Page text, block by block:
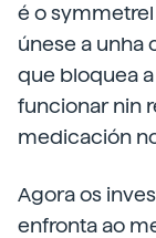
é o
únese a unha
que bloquea
funcionar nin
medicación
Agora os
enfronta ao